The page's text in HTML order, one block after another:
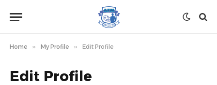
Home » My Profile » Edit Profile
Edit Profile